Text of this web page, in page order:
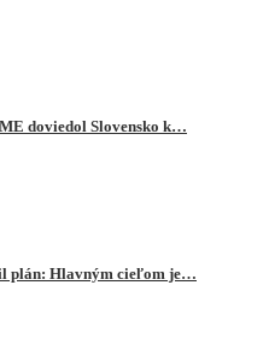
doviedol Slovensko k…
plán: Hlavným cieľom je…